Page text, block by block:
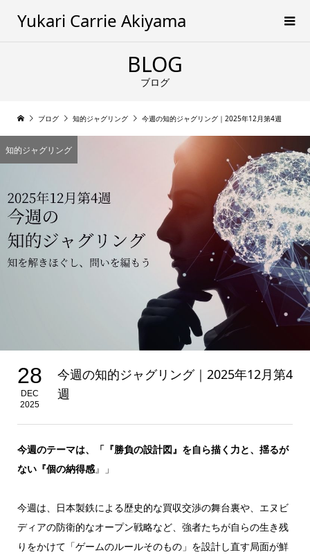
Yukari Carrie Akiyama
BLOG
ブログ
ブログ 知的ジャグリング 今週の知的ジャグリング｜2025年12月第4週
知的ジャグリング
28
DEC
2025
今週の知的ジャグリング｜2025年12月第4
週
今週のテーマは、「『勝負の設計図』を自ら描く力と、揺るが
ない『個の納得感』」
今週は、日本製鉄による歴史的な買収交渉の舞台裏や、エヌビ
ディアの防衛的なオープン戦略など、強者たちが自らの生き残
りをかけて「ゲームのルールそのもの」を設計し直す局面が鮮